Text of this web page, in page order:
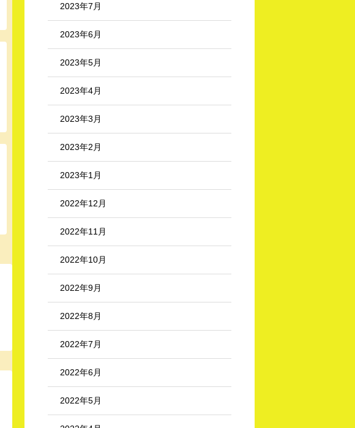
2023年7月
2023年6月
2023年5月
2023年4月
2023年3月
2023年2月
2023年1月
2022年12月
2022年11月
2022年10月
2022年9月
2022年8月
2022年7月
2022年6月
2022年5月